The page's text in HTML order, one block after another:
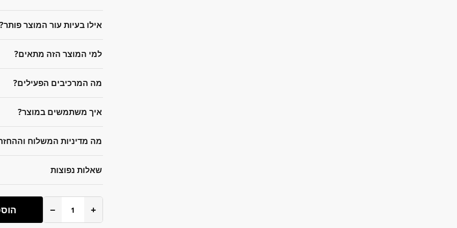
אילו בעיות עור המוצר פותר?
למי המוצר הזה מתאים?
מה המרכיבים הפעילים?
איך משתמשים במוצר?
מה מדיניות המשלוח
שאלות נפוצות
+
−